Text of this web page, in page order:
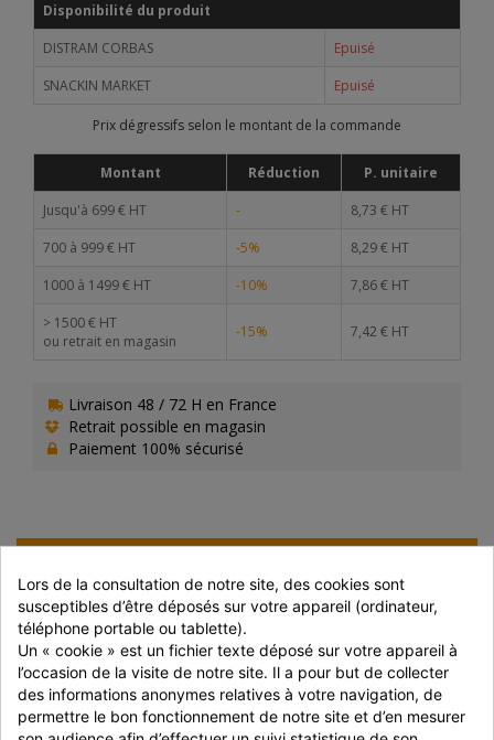
Disponibilité du produit
DISTRAM CORBAS
Epuisé
SNACKIN MARKET
Epuisé
Prix dégressifs selon le montant de la commande
Montant Réduction
P. unitaire
Jusqu'à 699 € HT
-
8,73 € HT
700 à 999 € HT
-5%
8,29 € HT
1000 à 1499 € HT
-10%
7,86 € HT
> 1500 € HT
ou retrait en magasin
-15% 7,42 € HT
Livraison 48 / 72 H en France
Retrait possible en magasin
Paiement 100% sécurisé
PRÉPARATION
Pour un résultat optimal, ne pas décongeler avant
cuisson.
Si vous faites néanmoins décongeler le produit ( à une
température inférieure à 7°C), réduisez le temps de
cuisson en conséquence.
Lors de la consultation de notre site, des cookies sont
susceptibles d’être déposés sur votre appareil (ordinateur,
téléphone portable ou tablette).
Un « cookie » est un fichier texte déposé sur votre appareil à
l’occasion de la visite de notre site. Il a pour but de collecter
des informations anonymes relatives à votre navigation, de
permettre le bon fonctionnement de notre site et d’en mesurer